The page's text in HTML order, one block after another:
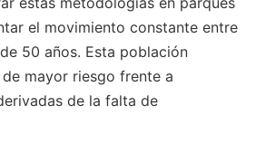
el movimiento constante entre
50 años. Esta población
mayor riesgo frente a
de la falta de